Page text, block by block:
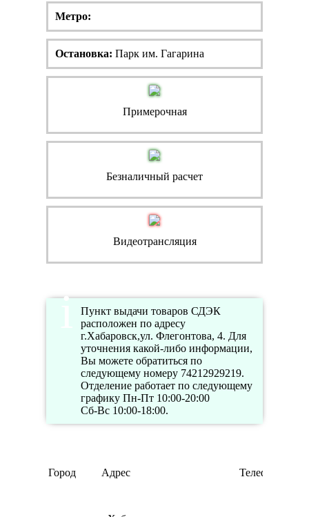
Метро:
Остановка: Парк им. Гагарина
Примерочная
Безналичный расчет
Видеотрансляция
Пункт выдачи товаров СДЭК
расположен по адресу
г.Хабаровск,ул. Флегонтова, 4. Для
уточнения какой-либо информации,
Вы можете обратиться по
следующему номеру 74212929219.
Отделение работает по следующему
графику Пн-Пт 10:00-20:00
Сб-Вс 10:00-18:00.
Город Адрес Телефон